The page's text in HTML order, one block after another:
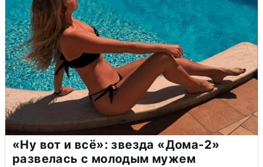
«Ну вот и всё»: звезда «Дома-2»
развелась с молодым мужем